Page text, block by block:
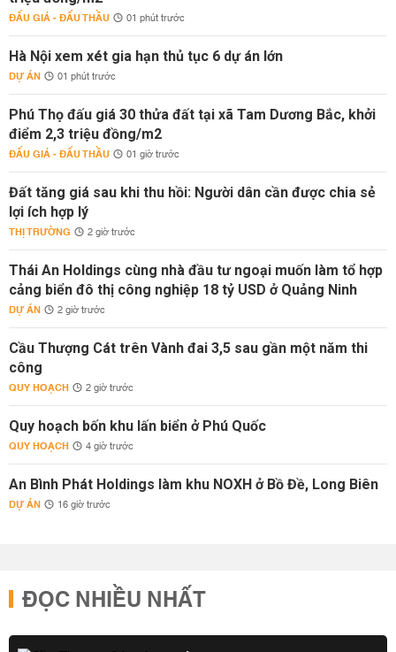
ĐẤU GIÁ - ĐẤU THẦU 01 phút trước
Hà Nội xem xét gia hạn thủ tục 6 dự án lớn
DỰ ÁN 01 phút trước
Phú Thọ đấu giá 30 thửa đất tại xã Tam Dương Bắc, khởi
điểm 2,3 triệu đồng/m2
ĐẤU GIÁ - ĐẤU THẦU 01 giờ trước
Đất tăng giá sau khi thu hồi: Người dân cần được chia sẻ
lợi ích hợp lý
THỊ TRƯỜNG 2 giờ trước
Thái An Holdings cùng nhà đầu tư ngoại muốn làm tổ hợp
cảng biển đô thị công nghiệp 18 tỷ USD ở Quảng Ninh
DỰ ÁN 2 giờ trước
Cầu Thượng Cát trên Vành đai 3,5 sau gần một năm thi
công
QUY HOẠCH 2 giờ trước
Quy hoạch bốn khu lấn biển ở Phú Quốc
QUY HOẠCH 4 giờ trước
An Bình Phát Holdings làm khu NOXH ở Bồ Đề, Long Biên
DỰ ÁN 16 giờ trước
ĐỌC NHIỀU NHẤT